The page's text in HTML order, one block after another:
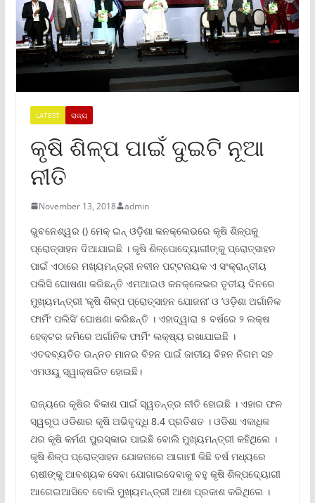
LATEST ରାଜ୍ୟ
କୃଷି ଶିଳ୍ପ ପାଇଁ ଦୁଇଟି ନୂଆ
ନୀତି
November 13, 2018 admin
ଭୁବନେଶ୍ୱର () ମେକ୍ ଇନ୍ ଓଡ଼ିଶା କନକ୍ଲେଭରେ କୃଷି ଶିଳ୍ପକୁ
ପ୍ରୋତ୍ସାହନ ଦିଆଯାଇଛି । କୃଷି ଶିଳ୍ପୋଦ୍ୟୋଗୀଙ୍କୁ ପ୍ରୋତ୍ସାହନ
ପାଇଁ ଏଠାରେ ମଖ୍ୟମନ୍ତ୍ରୀ ନବୀନ ପଟ୍ଟନାୟକ ଏ ସଂକ୍ରାନ୍ତୀୟ
ପଲିସି ଘୋଷଣା କରିଛନ୍ତି ଏମଆଇଓ କନକ୍ଲେଭର ତୃତୀୟ ଦିନରେ
ମୁଖ୍ୟମନ୍ତ୍ରୀ ‘କୃଷି ଶିଳ୍ପ ପ୍ରୋତ୍ସାହନ ଯୋଜନା’ ଓ ‘ଓଡ଼ିଶା ଅର୍ଗାନିକ
ଫାର୍ମିଂ ପଲିସି’ ଘୋଷଣା କରିଛନ୍ତି । ଏହାଦ୍ୱାରା ୫ ବର୍ଷରେ ୨ ଲକ୍ଷ
ହେକ୍ଟର ଜମିରେ ଅର୍ଗାନିକ ଫାର୍ମିଂ ଲକ୍ଷ୍ୟ ରଖାଯାଇଛି ।
ଏତଦବ୍ୟତିତ ଉନ୍ନତ ମାନର ବିହନ ପାଇଁ ଜାତୀୟ ବିହନ ନିଗମ ସହ
ଏମଓୟୁ ସ୍ୱାକ୍ଷରିତ ହୋଇଛି।
ରାଜ୍ୟରେ କୃଷିର ବିକାଶ ପାଇଁ ସ୍ୱତନ୍ତ୍ର ନୀତି ହୋଇଛି । ଏହାର ଫଳ
ସ୍ୱରୂପ ଓଡିଶାର କୃଷି ଅଭିବୃଦ୍ଧି 8.4 ପ୍ରତିଶତ । ଓଡିଶା ଏକାଧିକ
ଥର କୃଷି କର୍ମଣ ପୁରସ୍କାର ପାଇଛି ବୋଲି ମୁଖ୍ୟମନ୍ତ୍ରୀ କହିଥିଲେ ।
କୃଷି ଶିଳ୍ପ ପ୍ରୋତ୍ସାହନ ଯୋଜନାରେ ଆଗାମୀ କିଛି ବର୍ଷ ମଧ୍ୟରେ
ଚାଷୀଙ୍କୁ ଆବଶ୍ୟକ ସେବା ଯୋଗାଇଦେବାକୁ ବହୁ କୃଷି ଶିଳ୍ପଦ୍ୟୋଗୀ
ଆଗେଇଆସିବେ ବୋଲି ମୁଖ୍ୟମନ୍ତ୍ରୀ ଆଶା ପ୍ରକାଶ କରିଥିଲେ ।